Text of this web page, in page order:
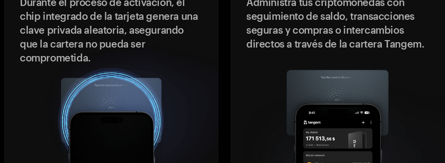
chip integrado de la tarjeta genera una
clave privada aleatoria, asegurando
que la cartera no pueda ser
comprometida.
seguimiento de saldo, transacciones
seguras y compras o intercambios
directos a través de la cartera Tangem.